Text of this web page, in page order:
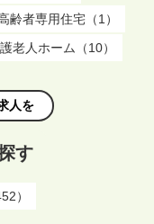
齢者専用住宅（1）
老人ホーム（10）
人を
す
）